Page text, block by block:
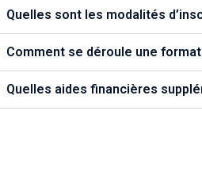
Quelles sont les modalités
Comment se déroule une
Quelles aides financières